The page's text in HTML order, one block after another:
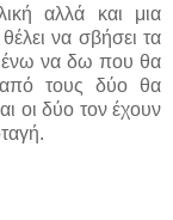
αλλά και μια
να σβήσει τα
να δω που θα
από τους δύο θα
οι δύο τον έχουν